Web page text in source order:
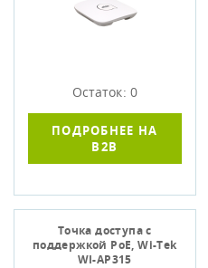
Остаток: 0
ПОДРОБНЕЕ НА
B2B
Точка доступа c
поддержкой PoE, Wi-Tek
WI-AP315